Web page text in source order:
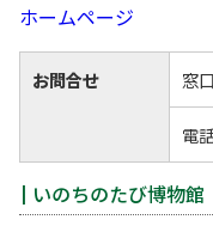
ホームページ
お問合せ 窓
電
いのちのたび博物館